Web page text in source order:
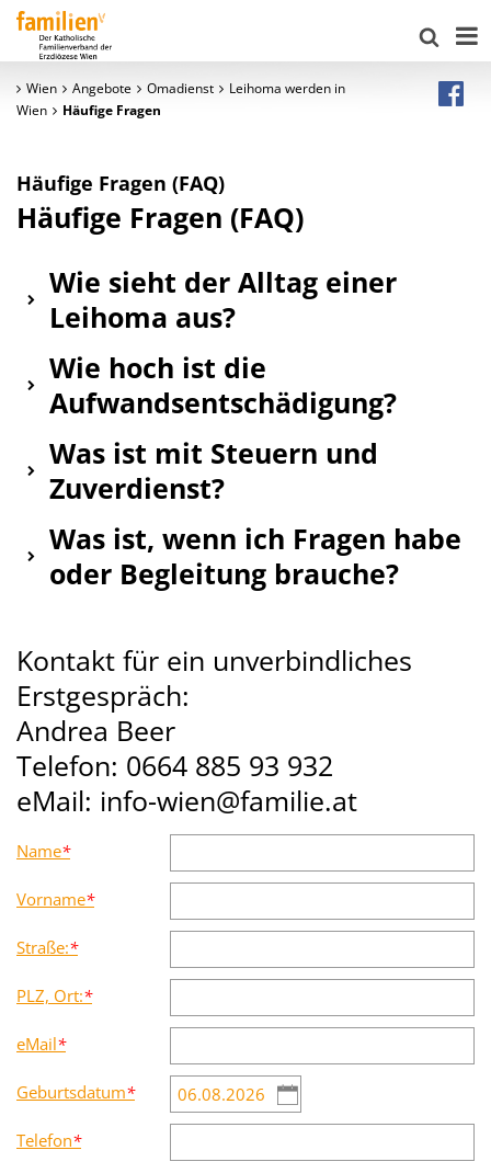
Wien Angebote Omadienst
Leihoma werden in
Wien
Häufige Fragen
Häufige Fragen (FAQ)
Häufige Fragen (FAQ)
Wie sieht der Alltag einer
Leihoma aus?
Wie hoch ist die
Aufwandsentschädigung?
Was ist mit Steuern und
Zuverdienst?
Was ist, wenn ich Fragen habe
oder Begleitung brauche?
Kontakt für ein unverbindliches
Erstgespräch:
Andrea Beer
Telefon: 0664 885 93 932
eMail: info-wien@familie.at
Name*
Vorname*
Straße:*
PLZ, Ort:*
eMail*
Geburtsdatum*
Telefon*